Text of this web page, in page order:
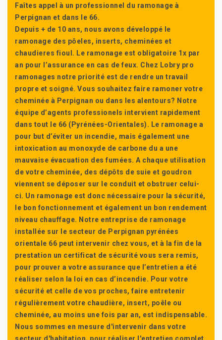
Faîtes appel à un professionnel du ramonage à
Perpignan et dans le 66.
Depuis + de 10 ans, nous avons développé le
ramonage des pôeles, inserts, cheminées et
chaudieres fioul. Le ramonage est obligatoire 1x par
an pour l’assurance en cas de feux. Chez Lobry pro
ramonages notre priorité est de rendre un travail
propre et soigné. Vous souhaitez faire ramoner votre
cheminée à Perpignan ou dans les alentours? Notre
équipe d’agents professionels intervient rapidement
dans tout le 66 (Pyrénées-Orientales). Le ramonage a
pour but d’éviter un incendie, mais également une
intoxication au monoxyde de carbone du a une
mauvaise évacuation des fumées. A chaque utilisation
de votre cheminée, des dépôts de suie et goudron
viennent se déposer sur le conduit et obstruer celui-
ci. Un ramonage est donc nécessaire pour la sécurité,
le bon fonctionnement et également un bon rendement
niveau chauffage. Notre entreprise de ramonage
installée sur le secteur de Perpignan pyrénées
orientale 66 peut intervenir chez vous, et à la fin de la
prestation un certificat de sécurité vous sera remis,
pour prouver a votre assurance que l’entretien a été
réaliser selon la loi en cas d’incendie. Pour votre
sécurité et celle de vos proches, faire entretenir
régulièrement votre chaudière, insert, poêle ou
cheminée, au moins une fois par an, est indispensable.
Nous sommes en mesure d'intervenir dans votre